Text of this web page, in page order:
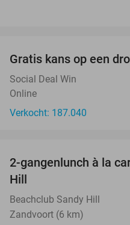
Gratis kans op een
Social Deal Win
Online
Verkocht: 187.040
2-gangenlunch à la
Hill
Beachclub Sandy Hill
Zandvoort (6 km)